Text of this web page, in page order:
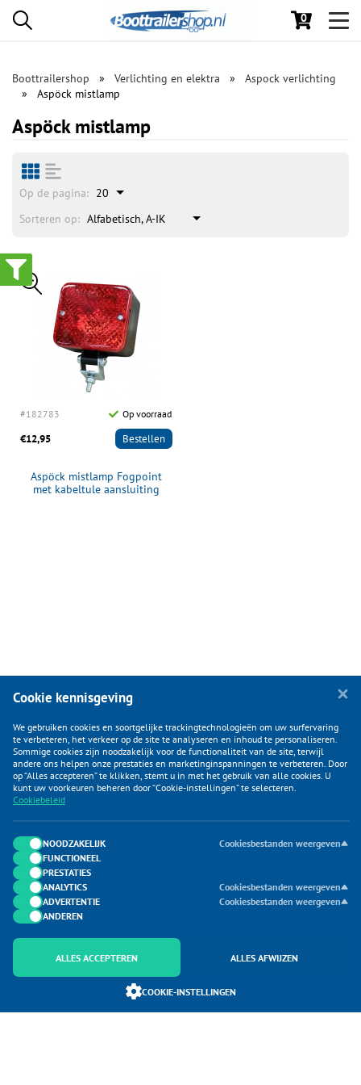
0
Boottrailershop Verlichting en elektra
Aspock verlichting
Aspöck mistlamp
Aspöck mistlamp
Op de pagina: 20
Sorteren op: Alfabetisch, A-IK
#182783 Op voorraad
€12,95 Bestellen
Aspöck mistlamp Fogpoint
met kabeltule aansluiting
KLANTENSERVICE
CATEGORIEËN
DUIJVELAAR E-COMMERCE
CONTACTEN
Onderdeel van Duijvelaar E-commerce
SoloMono.net
Cookie kennisgeving
We gebruiken cookies en soortgelijke trackingtechnologieën om uw surfervaring
te verbeteren, het verkeer op de site te analyseren en inhoud te personaliseren.
Sommige cookies zijn noodzakelijk voor de functionaliteit van de site, terwijl
andere ons helpen onze prestaties en marketinginspanningen te verbeteren. Door
op “Alles accepteren” te klikken, stemt u in met het gebruik van alle cookies. U
kunt uw voorkeuren beheren door “Cookie-instellingen” te selecteren.
Cookiebeleid
NOODZAKELIJK
Cookiesbestanden weergeven
FUNCTIONEEL
PRESTATIES
ANALYTICS
Cookiesbestanden weergeven
ADVERTENTIE
Cookiesbestanden weergeven
ANDEREN
ALLES ACCEPTEREN ALLES AFWIJZEN
COOKIE-INSTELLINGEN